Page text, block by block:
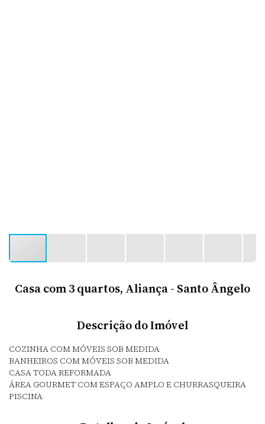
Casa com 3 quartos, Aliança - Santo Ângelo
Descrição do Imóvel
COZINHA COM MÓVEIS SOB MEDIDA
BANHEIROS COM MÓVEIS SOB MEDIDA
CASA TODA REFORMADA
ÁREA GOURMET COM ESPAÇO AMPLO E CHURRASQUEIRA
PISCINA